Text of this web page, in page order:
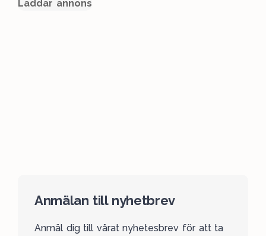
Laddar annons
Anmälan till nyhetbrev
Anmäl dig till vårat nyhetesbrev för att ta